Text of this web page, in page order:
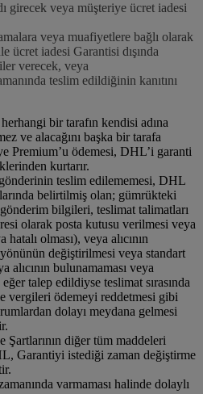
girecek veya müşteriye ücret iadesi
veya muafiyetlere bağlı olarak
ücret iadesi Garantisi dışında
verecek, veya
teslim edildiğinin kanıtını
bir tarafın kendisi adına
ve alacağını başka bir tarafa
Premium’u ödemesi, DHL’i garanti
kurtarır.
teslim edilememesi, DHL
belirtilmiş olan; gümrükteki
bilgileri, teslimat talimatları
olarak posta kutusu verilmesi veya
olması), veya alıcının
değiştirilmesi veya standart
alıcının bulunamaması veya
talep edildiyse teslimat sırasında
vergileri ödemeyi reddetmesi gibi
dolayı meydana gelmesi
Şartlarının diğer tüm maddeleri
Garantiyi istediği zaman değiştirme
varmaması halinde dolaylı